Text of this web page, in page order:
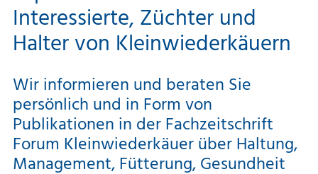
Interessierte, Züchter und
Halter von Kleinwiederkäuern
Wir informieren und beraten Sie
persönlich und in Form von
Publikationen in der Fachzeitschrift
Forum Kleinwiederkäuer über Haltung,
Management, Fütterung, Gesundheit